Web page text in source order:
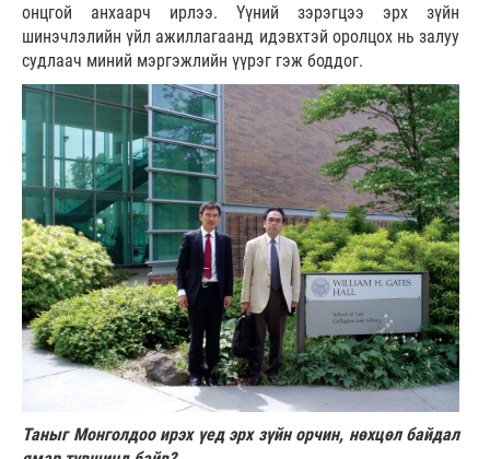
онцгой анхаарч ирлээ. Үүний зэрэгцээ эрх зүйн
шинэчлэлийн үйл ажиллагаанд идэвхтэй оролцох нь залуу
судлаач миний мэргэжлийн үүрэг гэж боддог.
Таныг Монголдоо ирэх үед эрх зүйн орчин, нөхцөл байдал